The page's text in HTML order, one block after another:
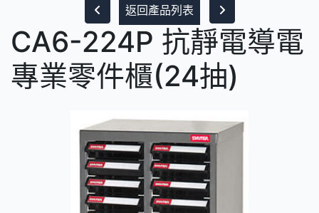
返回產品列表
CA6-224P 抗靜電導電
專業零件櫃(24抽)